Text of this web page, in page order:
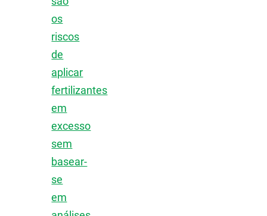
os
riscos
de
aplicar
fertilizantes
em
excesso
sem
basear-
se
em